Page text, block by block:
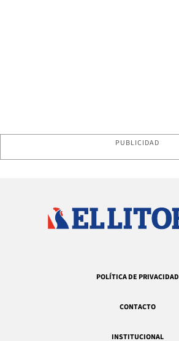
PUBLICIDAD
POLÍTICA DE PRIVACIDAD
CONTACTO
INSTITUCIONAL